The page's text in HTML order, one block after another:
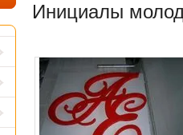
Инициалы